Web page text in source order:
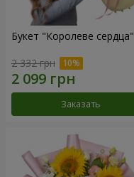
Букет "Королеве сердца"
2 332 грн
Заказать